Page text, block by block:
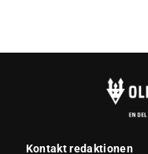
Kontakt redaktionen